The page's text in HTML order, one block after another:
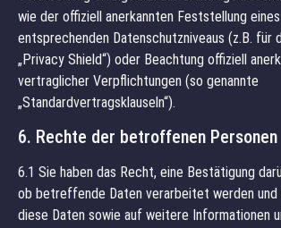
wie der offiziell anerkannten Feststellung
entsprechenden Datenschutzniveaus (z.B. für
„Privacy Shield“) oder Beachtung offiziell
vertraglicher Verpflichtungen (so genannte
„Standardvertragsklauseln“).
6. Rechte der betroffenen Personen
6.1 Sie haben das Recht, eine Bestätigung
ob betreffende Daten verarbeitet werden
diese Daten sowie auf weitere Informationen